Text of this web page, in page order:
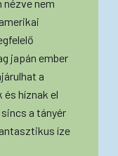
nézve nem
japán ember
a
híznak el
a tányér
íze